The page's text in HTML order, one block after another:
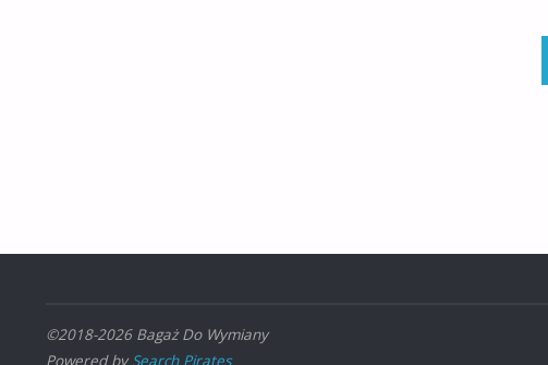
©2018-2026 Bagaż Do Wymiany
Powered by Search Pirates